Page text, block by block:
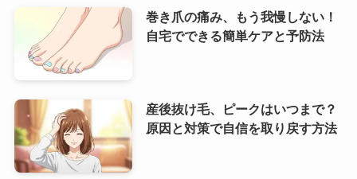
巻き爪の痛み、もう我慢しない！
自宅でできる簡単ケアと予防法
産後抜け毛、ピークはいつまで？
原因と対策で自信を取り戻す方法